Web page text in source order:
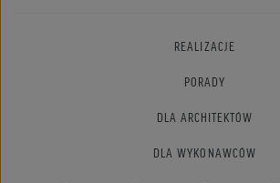
REALIZACJE
PORADY
DLA ARCHITEKTÓW
DLA WYKONAWCÓW